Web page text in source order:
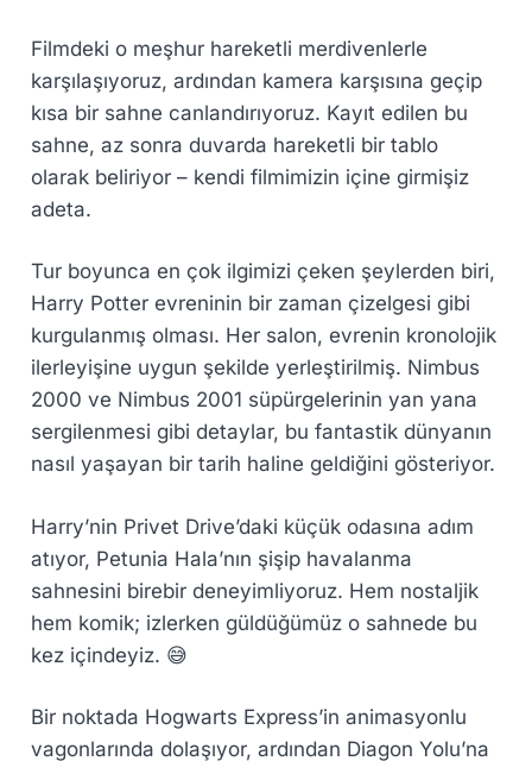
Filmdeki o meşhur hareketli merdivenlerle
karşılaşıyoruz, ardından kamera karşısına geçip
kısa bir sahne canlandırıyoruz. Kayıt edilen bu
sahne, az sonra duvarda hareketli bir tablo
olarak beliriyor – kendi filmimizin içine girmişiz
adeta.
Tur boyunca en çok ilgimizi çeken şeylerden biri,
Harry Potter evreninin bir zaman çizelgesi gibi
kurgulanmış olması. Her salon, evrenin kronolojik
ilerleyişine uygun şekilde yerleştirilmiş. Nimbus
2000 ve Nimbus 2001 süpürgelerinin yan yana
sergilenmesi gibi detaylar, bu fantastik dünyanın
nasıl yaşayan bir tarih haline geldiğini gösteriyor.
Harry’nin Privet Drive’daki küçük odasına adım
atıyor, Petunia Hala’nın şişip havalanma
sahnesini birebir deneyimliyoruz. Hem nostaljik
hem komik; izlerken güldüğümüz o sahnede bu
kez içindeyiz. 😅
Bir noktada Hogwarts Express’in animasyonlu
vagonlarında dolaşıyor, ardından Diagon Yolu’na